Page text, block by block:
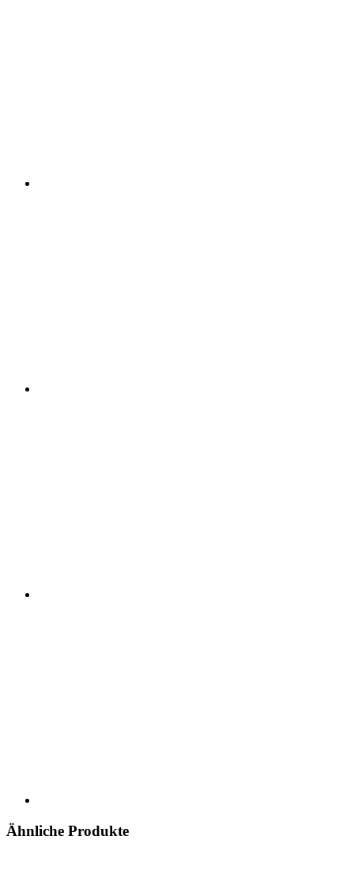
Ähnliche Produkte